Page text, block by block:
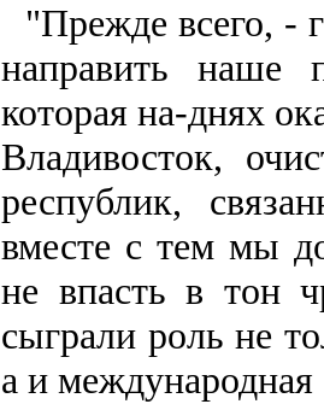
"Прежде всего, -
направить наше
которая на-днях
Владивосток,
республик,
вместе с тем мы
не впасть в тон
сыграли роль не
а и